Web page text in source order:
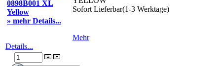
0898B001 XL
Yellow
» mehr Details...
Sofort Lieferbar(1-3 Werktage)
Mehr
Details...